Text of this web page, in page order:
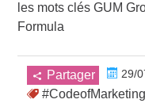
les mots clés GUM
Formula
Partager 29/
#CodeofMarketing